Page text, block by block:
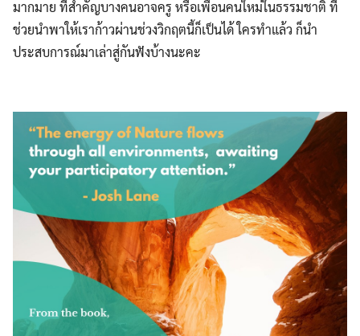
มากมาย ที่สำคัญบางคนอาจครู หรือเพื่อนคนใหม่ในธรรมชาติ ที่
ช่วยนำพาให้เราก้าวผ่านช่วงวิกฤตนี้ก็เป็นได้ ใครทำแล้ว ก็นำ
ประสบการณ์มาเล่าสู่กันฟังบ้างนะคะ